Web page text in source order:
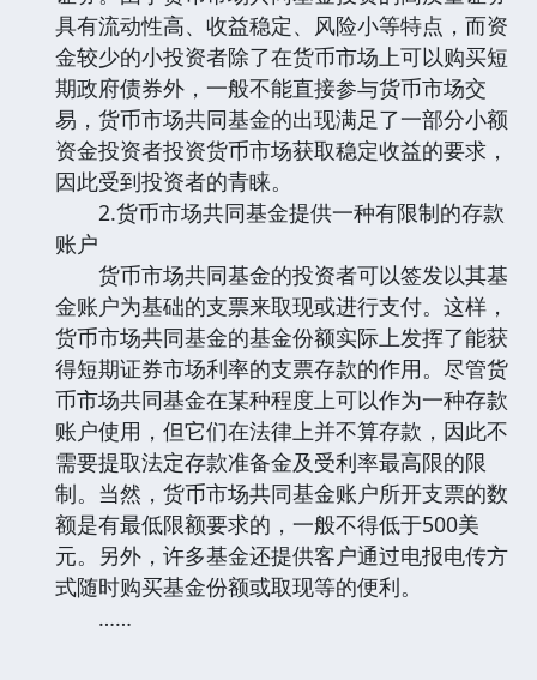
具有流动性高、收益稳定、风险小等特点，而资
金较少的小投资者除了在货币市场上可以购买短
期政府债券外，一般不能直接参与货币市场交
易，货币市场共同基金的出现满足了一部分小额
资金投资者投资货币市场获取稳定收益的要求，
因此受到投资者的青睐。
2.货币市场共同基金提供一种有限制的存款
账户
货币市场共同基金的投资者可以签发以其基
金账户为基础的支票来取现或进行支付。这样，
货币市场共同基金的基金份额实际上发挥了能获
得短期证券市场利率的支票存款的作用。尽管货
币市场共同基金在某种程度上可以作为一种存款
账户使用，但它们在法律上并不算存款，因此不
需要提取法定存款准备金及受利率最高限的限
制。当然，货币市场共同基金账户所开支票的数
额是有最低限额要求的，一般不得低于500美
元。另外，许多基金还提供客户通过电报电传方
式随时购买基金份额或取现等的便利。
……